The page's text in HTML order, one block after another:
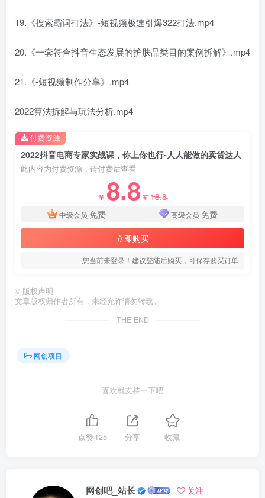
19.《搜索霸词打法》-短视频极速引爆322打法.mp4
20.《一套符合抖音生态发展的护肤品类目的案例拆解》.mp4
21.《-短视频制作分享》.mp4
2022算法拆解与玩法分析.mp4
2022抖音电商专家实战课，你上你也行-人人能做的卖货达人
此内容为付费资源，请付费后查看
￥ 8.8￥18.8
中级会员 免费 高级会员 免费
立即购买
您当前未登录！建议登陆后购买，可保存购买订单
付费资源
© 版权声明
文章版权归作者所有，未经允许请勿转载。
THE END
网创项目
喜欢就支持一下吧
点赞125 分享 收藏
网创吧_站长 关注